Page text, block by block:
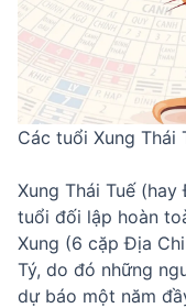
Các tuổi Xung Thái
Xung Thái Tuế
tuổi đối lập hoàn
Xung (6 cặp Địa
Tý, do đó những
dự báo một năm